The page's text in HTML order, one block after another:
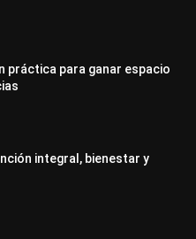
práctica para ganar espacio
integral, bienestar y